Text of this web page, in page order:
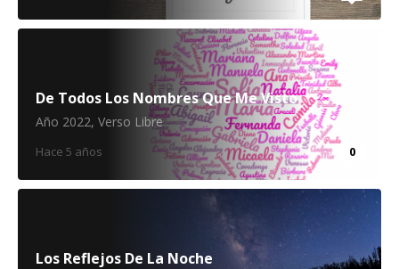
De Todos Los Nombres Que Me Visto
Año 2022, Verso Libre
Hace 5 años 0
Los Reflejos De La Noche